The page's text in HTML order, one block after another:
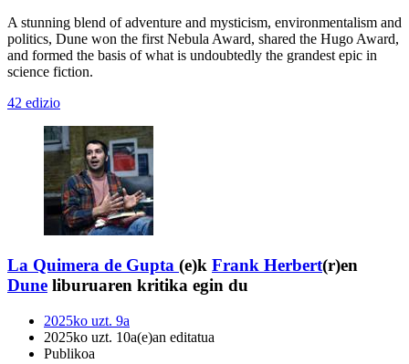
A stunning blend of adventure and mysticism, environmentalism and
politics, Dune won the first Nebula Award, shared the Hugo Award,
and formed the basis of what is undoubtedly the grandest epic in
science fiction.
42 edizio
La Quimera de Gupta (e)k Frank Herbert(r)en
Dune liburuaren kritika egin du
2025ko uzt. 9a
2025ko uzt. 10a(e)an editatua
Publikoa